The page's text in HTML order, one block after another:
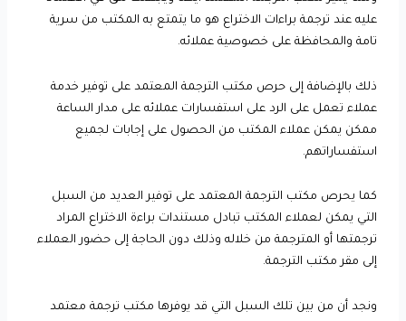
عليه عند ترجمة براءات الاختراع هو ما يتمتع به المكتب من سرية
تامة والمحافظة على خصوصية عملائه.
ذلك بالإضافة إلى حرص مكتب الترجمة المعتمد على توفير خدمة
عملاء تعمل على الرد على استفسارات عملائه على مدار الساعة
ممكن يمكن عملاء المكتب من الحصول على إجابات لجميع
استفساراتهم.
كما يحرص مكتب الترجمة المعتمد على توفير العديد من السبل
التي يمكن لعملاء المكتب تبادل مستندات براءة الاختراع المراد
ترجمتها أو المترجمة من خلاله وذلك دون الحاجة إلى حضور العملاء
إلى مقر مكتب الترجمة.
ونجد أن من بين تلك السبل التي قد يوفرها مكتب ترجمة معتمد